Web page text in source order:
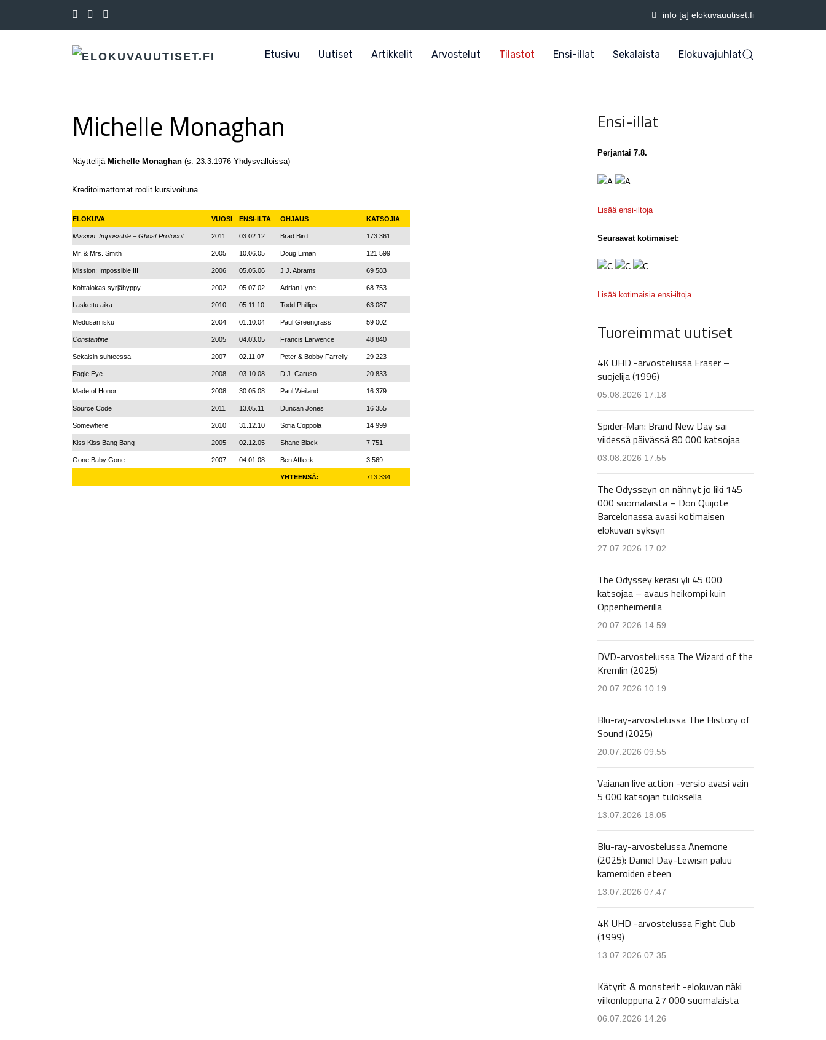
info [a] elokuvauutiset.fi
Etusivu Uutiset Artikkelit Arvostelut Tilastot Ensi-illat Sekalaista Elokuvajuhlat
Michelle Monaghan
Näyttelijä Michelle Monaghan (s. 23.3.1976 Yhdysvalloissa)
Kreditoimattomat roolit kursivoituna.
ELOKUVA VUOSI ENSI-ILTA OHJAUS KATSOJIA
Mission: Impossible – Ghost Protocol 2011 03.02.12 Brad Bird 173 361
Mr. & Mrs. Smith 2005 10.06.05 Doug Liman 121 599
Mission: Impossible III 2006 05.05.06 J.J. Abrams 69 583
Kohtalokas syrjähyppy 2002 05.07.02 Adrian Lyne 68 753
Laskettu aika 2010 05.11.10 Todd Phillips 63 087
Medusan isku 2004 01.10.04 Paul Greengrass 59 002
Constantine 2005 04.03.05 Francis Larwence 48 840
Sekaisin suhteessa 2007 02.11.07 Peter & Bobby Farrelly 29 223
Eagle Eye 2008 03.10.08 D.J. Caruso 20 833
Made of Honor 2008 30.05.08 Paul Weiland 16 379
Source Code 2011 13.05.11 Duncan Jones 16 355
Somewhere 2010 31.12.10 Sofia Coppola 14 999
Kiss Kiss Bang Bang 2005 02.12.05 Shane Black 7 751
Gone Baby Gone 2007 04.01.08 Ben Affleck 3 569
YHTEENSÄ: 713 334
Ensi-illat
Perjantai 7.8.
Lisää ensi-iltoja
Seuraavat kotimaiset:
Lisää kotimaisia ensi-iltoja
Tuoreimmat uutiset
4K UHD -arvostelussa Eraser –
suojelija (1996)
05.08.2026 17.18
Spider-Man: Brand New Day sai
viidessä päivässä 80 000 katsojaa
03.08.2026 17.55
The Odysseyn on nähnyt jo liki 145
000 suomalaista – Don Quijote
Barcelonassa avasi kotimaisen
elokuvan syksyn
27.07.2026 17.02
The Odyssey keräsi yli 45 000
katsojaa – avaus heikompi kuin
Oppenheimerilla
20.07.2026 14.59
DVD-arvostelussa The Wizard of the
Kremlin (2025)
20.07.2026 10.19
Blu-ray-arvostelussa The History of
Sound (2025)
20.07.2026 09.55
Vaianan live action -versio avasi vain
5 000 katsojan tuloksella
13.07.2026 18.05
Blu-ray-arvostelussa Anemone
(2025): Daniel Day-Lewisin paluu
kameroiden eteen
13.07.2026 07.47
4K UHD -arvostelussa Fight Club
(1999)
13.07.2026 07.35
Kätyrit & monsterit -elokuvan näki
viikonloppuna 27 000 suomalaista
06.07.2026 14.26